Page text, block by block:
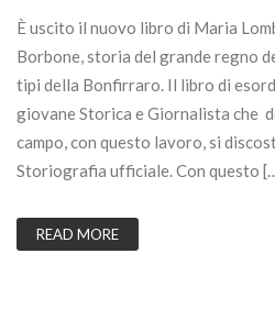
È uscito il nuovo libro di Maria
Borbone, storia del grande regno
tipi della Bonfirraro. Il libro di
giovane Storica e Giornalista che
campo, con questo lavoro, si
Storiografia ufficiale. Con questo
READ MORE